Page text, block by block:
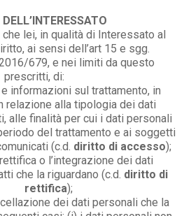
lei, in qualità di Interessato al
ai sensi dell’art 15 e sgg.
679, e nei limiti da questo
prescritti, di:
informazioni sul trattamento, in
relazione alla tipologia dei dati
alle finalità per cui i dati personali
del trattamento e ai soggetti
(c.d. diritto di accesso);
o l’integrazione dei dati
che la riguardano (c.d. diritto di
rettifica);
dei dati personali che la